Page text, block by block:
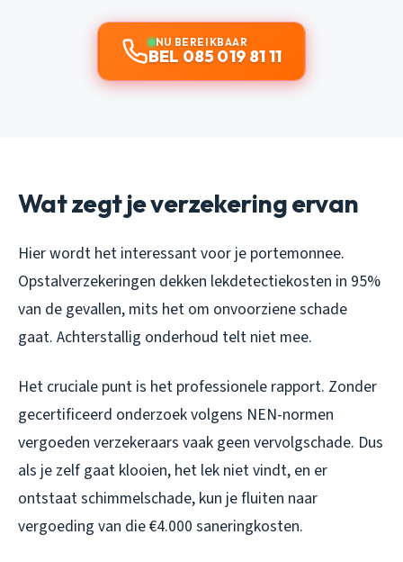
NU BEREIKBAAR
BEL 085 019 81 11
Wat zegt je verzekering ervan
Hier wordt het interessant voor je portemonnee.
Opstalverzekeringen dekken lekdetectiekosten in 95%
van de gevallen, mits het om onvoorziene schade
gaat. Achterstallig onderhoud telt niet mee.
Het cruciale punt is het professionele rapport. Zonder
gecertificeerd onderzoek volgens NEN-normen
vergoeden verzekeraars vaak geen vervolgschade. Dus
als je zelf gaat klooien, het lek niet vindt, en er
ontstaat schimmelschade, kun je fluiten naar
vergoeding van die €4.000 saneringkosten.